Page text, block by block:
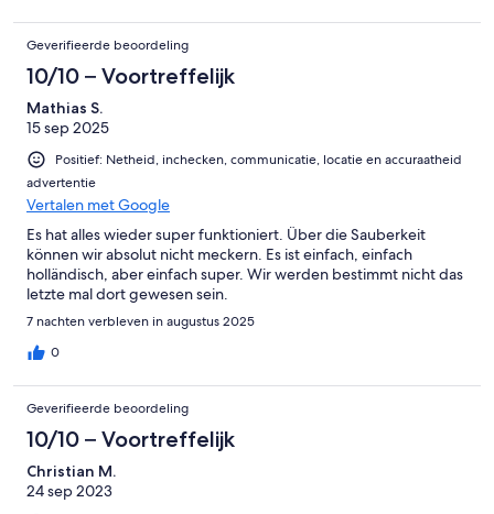
Geverifieerde beoordeling
10/10 – Voortreffelijk
Mathias S.
15 sep 2025
Positief: Netheid, inchecken, communicatie, locatie en accuraatheid
advertentie
Vertalen met Google
Es hat alles wieder super funktioniert. Über die Sauberkeit
können wir absolut nicht meckern. Es ist einfach, einfach
holländisch, aber einfach super. Wir werden bestimmt nicht das
letzte mal dort gewesen sein.
7 nachten verbleven in augustus 2025
0
Geverifieerde beoordeling
10/10 – Voortreffelijk
Christian M.
24 sep 2023